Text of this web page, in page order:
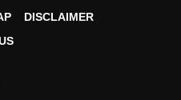
में सबसे बेस्ट जगह है सदर
DISCLAIMER